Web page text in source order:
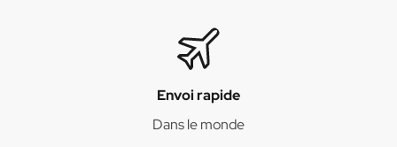
Envoi rapide
Dans le monde